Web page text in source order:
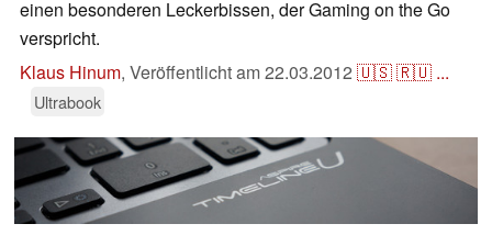
einen besonderen Leckerbissen, der Gaming on the Go
verspricht.
Klaus Hinum, Veröffentlicht am22.03.2012 🇺🇸🇷🇺 ...
Ultrabook